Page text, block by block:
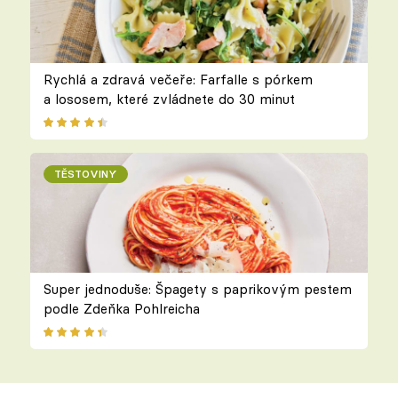
Rychlá a zdravá večeře: Farfalle s pórkem
a lososem, které zvládnete do 30 minut
TĚSTOVINY
Super jednoduše: Špagety s paprikovým pestem
podle Zdeňka Pohlreicha